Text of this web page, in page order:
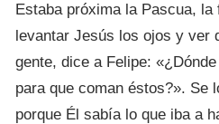
Estaba próxima la Pascua,
levantar Jesús los ojos y ver
gente, dice a Felipe:
para que coman éstos?». Se
porque Él sabía lo que iba a